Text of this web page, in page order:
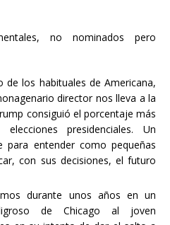
no nominados pero
de los habituales de Americana,
director nos lleva a la
consiguió el porcentaje más
presidenciales. Un
para entender como pequeñas
con sus decisiones, el futuro
durante unos años en un
de Chicago al joven